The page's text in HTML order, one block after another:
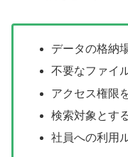
データの格納
不要なファイ
アクセス権限
検索対象とす
社員への利用